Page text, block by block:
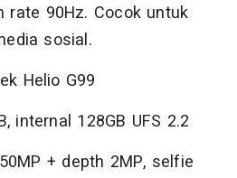
rate 90Hz. Cocok untuk
sosial.
Helio G99
internal 128GB UFS 2.2
+ depth 2MP, selfie